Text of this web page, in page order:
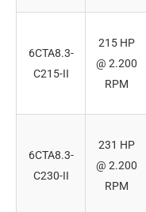
6CTA8.3-
C215-II
215 HP
@ 2.200
RPM
6CTA8.3-
C230-II
231 HP
@ 2.200
RPM